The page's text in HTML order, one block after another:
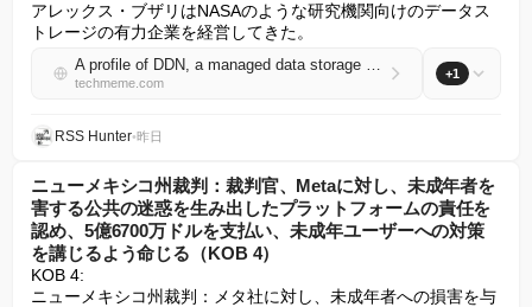
アレックス・ブザリはNASAのような研究機関向けのデータス
トレージの有力企業を経営してきた。
A profile of DDN, a managed data storage company whose annual revenue is expected to grow from $300M pre-AI boom to $1B by year's end, fueled by AI partnerships (Iain Martin/Forbes)
techmeme.com
+1
RSS Hunter•昨日
ニューメキシコ州裁判：裁判官、Metaに対し、未成年者を
害する公共の迷惑を生み出したプラットフォームの責任を
認め、5億6700万ドルを支払い、未成年ユーザーへの対策
を講じるよう命じる（KOB 4）
KOB 4:
ニューメキシコ州裁判：メタ社に対し、未成年者への損害を与